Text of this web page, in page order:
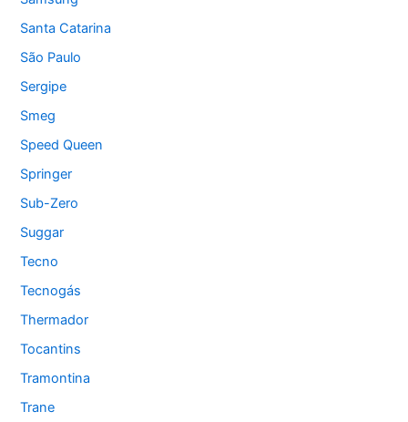
Santa Catarina
São Paulo
Sergipe
Smeg
Speed Queen
Springer
Sub-Zero
Suggar
Tecno
Tecnogás
Thermador
Tocantins
Tramontina
Trane